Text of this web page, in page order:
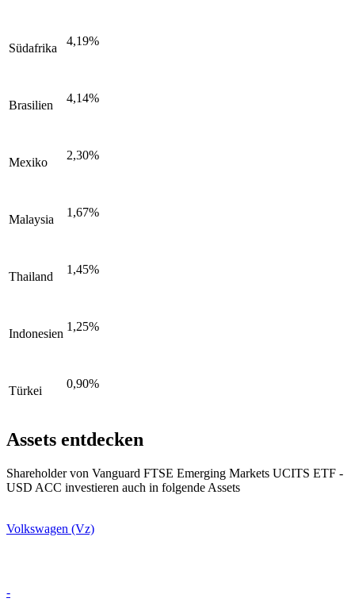
Südafrika
4,19%
Brasilien
4,14%
Mexiko
2,30%
Malaysia
1,67%
Thailand
1,45%
Indonesien
1,25%
Türkei
0,90%
Assets entdecken
Shareholder von Vanguard FTSE Emerging Markets UCITS ETF -
USD ACC investieren auch in folgende Assets
Volkswagen (Vz)
-